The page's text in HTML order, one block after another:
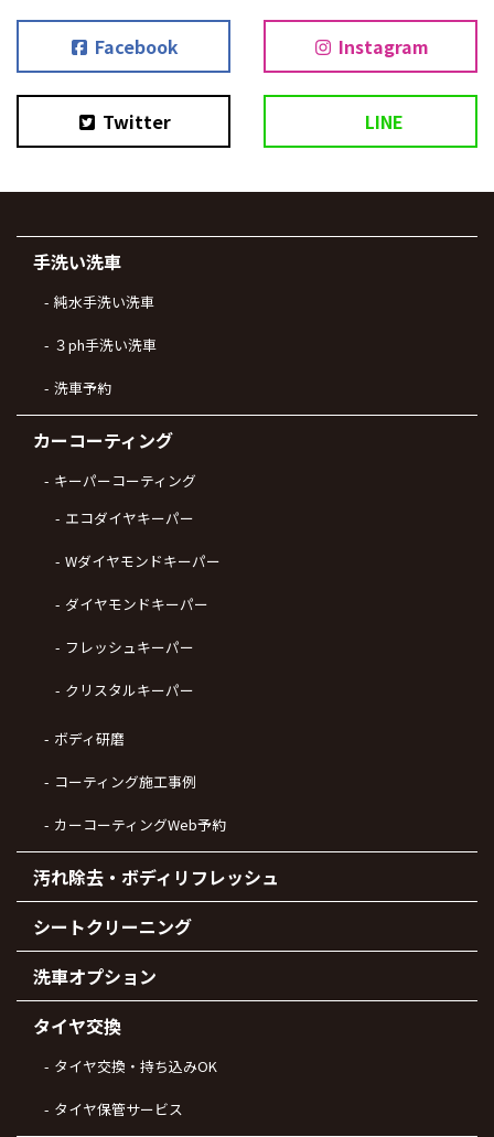
Facebook Instagram
Twitter LINE
手洗い洗車
純水手洗い洗車
３ph手洗い洗車
洗車予約
カーコーティング
キーパーコーティング
エコダイヤキーパー
Wダイヤモンドキーパー
ダイヤモンドキーパー
フレッシュキーパー
クリスタルキーパー
ボディ研磨
コーティング施工事例
カーコーティングWeb予約
汚れ除去・ボディリフレッシュ
シートクリーニング
洗車オプション
タイヤ交換
タイヤ交換・持ち込みOK
タイヤ保管サービス